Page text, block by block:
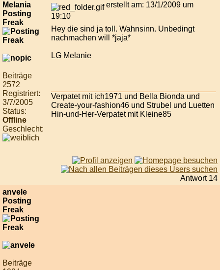
Melania
Posting
Freak
Beiträge
2572
Registriert:
3/7/2005
Status:
Offline
Geschlecht:
erstellt am: 13/1/2009 um
19:10
Hey die sind ja toll. Wahnsinn. Unbedingt
nachmachen will *jaja*
LG Melanie
Verpatet mit ich1971 und Bella Bionda und
Create-your-fashion46 und Strubel und Luetten
Hin-und-Her-Verpatet mit Kleine85
Antwort 14
anvele
Posting
Freak
Beiträge